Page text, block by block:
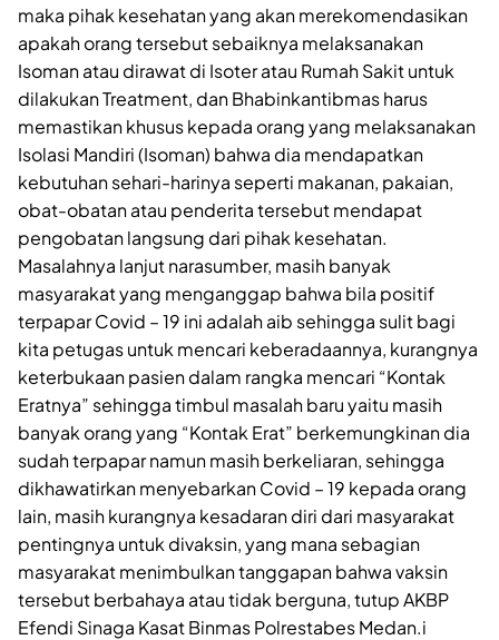
maka pihak kesehatan yang akan merekomendasikan
apakah orang tersebut sebaiknya melaksanakan
Isoman atau dirawat di Isoter atau Rumah Sakit untuk
dilakukan Treatment, dan Bhabinkantibmas harus
memastikan khusus kepada orang yang melaksanakan
Isolasi Mandiri (Isoman) bahwa dia mendapatkan
kebutuhan sehari-harinya seperti makanan, pakaian,
obat-obatan atau penderita tersebut mendapat
pengobatan langsung dari pihak kesehatan.
Masalahnya lanjut narasumber, masih banyak
masyarakat yang menganggap bahwa bila positif
terpapar Covid – 19 ini adalah aib sehingga sulit bagi
kita petugas untuk mencari keberadaannya, kurangnya
keterbukaan pasien dalam rangka mencari “Kontak
Eratnya” sehingga timbul masalah baru yaitu masih
banyak orang yang “Kontak Erat” berkemungkinan dia
sudah terpapar namun masih berkeliaran, sehingga
dikhawatirkan menyebarkan Covid – 19 kepada orang
lain, masih kurangnya kesadaran diri dari masyarakat
pentingnya untuk divaksin, yang mana sebagian
masyarakat menimbulkan tanggapan bahwa vaksin
tersebut berbahaya atau tidak berguna, tutup AKBP
Efendi Sinaga Kasat Binmas Polrestabes Medan.i